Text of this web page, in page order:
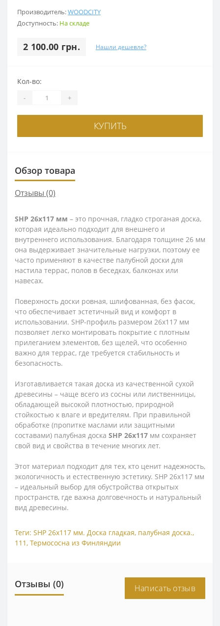
Производитель:WOODCITY
Доступность: На складе
2 100.00 грн. Нашли дешевле?
Кол-во:
- +
КУПИТЬ
Обзор товара
Отзывы (0)
SHP 26x117 мм – это прочная, гладко строганая доска,
которая идеально подходит для внешнего и
внутреннего использования. Благодаря толщине 26 мм
она выдерживает значительные нагрузки, поэтому ее
часто применяют в качестве палубной доски для
настила террас, полов в беседках, балконах или
навесах.
Поверхность доски ровная, шлифованная, без фасок,
что обеспечивает эстетичный вид и комфорт в
использовании. SHP-профиль размером 26х117 мм
позволяет легко монтировать покрытие с плотным
прилеганием элементов, без щелей, что особенно
важно для террас, где требуется стабильность и
безопасность.
Изготавливается такая доска из качественной сухой
древесины – чаще всего из сосны или лиственницы,
обладающей высокой плотностью, природной
стойкостью к влаге и вредителям. При правильной
обработке (пропитке маслами или защитными
составами) палубная доска SHP 26x117 мм сохраняет
свой вид и свойства в течение многих лет.
Этот материал подходит для тех, кто ценит надежность,
экологичность и естественную эстетику. SHP 26x117 мм
– идеальный выбор для обустройства открытых
пространств, где важна долговечность и натуральный
вид древесины.
Теги: SHP 26х117 мм. Доска гладкая, палубная доска.,
111, Термососна из Финляндии
Отзывы (0) Написать отзыв